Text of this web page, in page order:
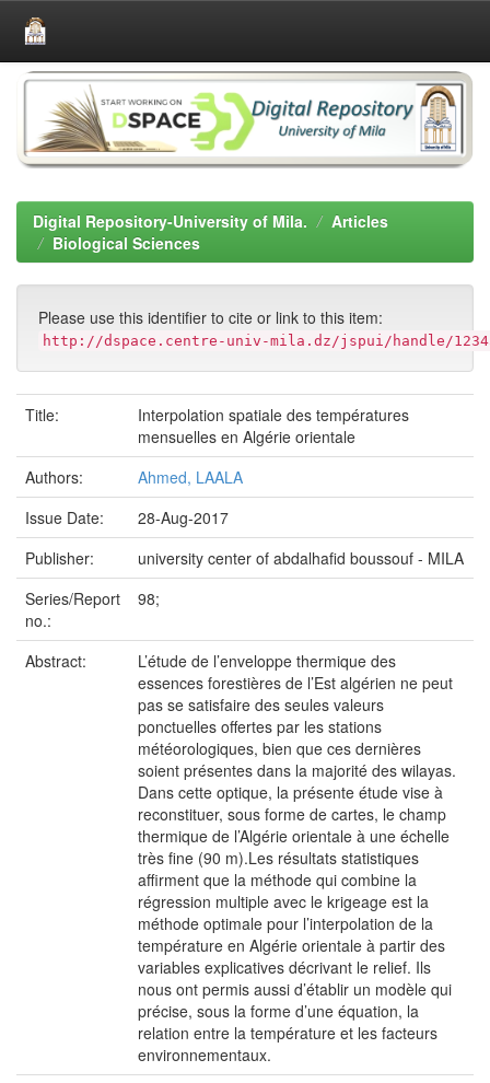
Skip
navigation
Digital Repository-University of Mila.
Articles
Biological Sciences
Please use this identifier to cite or link to this item:
http://dspace.centre-univ-mila.dz/jspui/handle/
Title:
Interpolation spatiale des températures
mensuelles en Algérie orientale
Authors:
Ahmed, LAALA
Issue Date:
28-Aug-2017
Publisher:
university center of abdalhafid boussouf - MILA
Series/Report
no.:
98;
Abstract:
L’étude de l’enveloppe thermique des
essences forestières de l’Est algérien ne peut
pas se satisfaire des seules valeurs
ponctuelles offertes par les stations
météorologiques, bien que ces dernières
soient présentes dans la majorité des wilayas.
Dans cette optique, la présente étude vise à
reconstituer, sous forme de cartes, le champ
thermique de l’Algérie orientale à une échelle
très fine (90 m).Les résultats statistiques
affirment que la méthode qui combine la
régression multiple avec le krigeage est la
méthode optimale pour l’interpolation de la
température en Algérie orientale à partir des
variables explicatives décrivant le relief. Ils
nous ont permis aussi d’établir un modèle qui
précise, sous la forme d’une équation, la
relation entre la température et les facteurs
environnementaux.